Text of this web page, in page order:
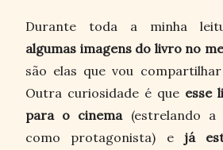
Durante toda a minha
algumas imagens do livro no
são elas que vou
Outra curiosidade é que esse
para o cinema (estrelando
como protagonista) ejá